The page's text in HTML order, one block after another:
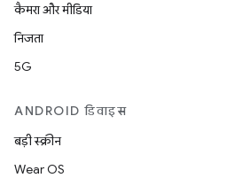
कैमरा और मीडिया
निजता
5G
ANDROID डिवाइस
बड़ी स्क्रीन
Wear OS